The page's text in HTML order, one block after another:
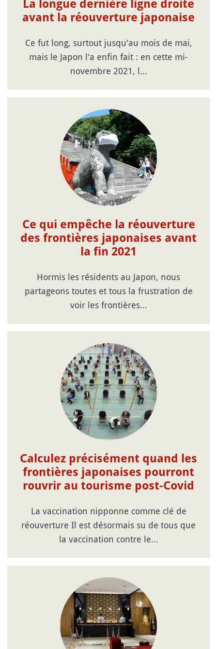
La longue dernière ligne droite
avant la réouverture japonaise
Ce fut long, surtout jusqu'au mois de mai,
mais le Japon l'a enfin fait : en cette mi-
novembre 2021, l…
Ce qui empêche la réouverture
des frontières japonaises avant
la fin 2021
Hormis les résidents au Japon, nous
partageons toutes et tous la frustration de
voir les frontières…
Calculez précisément quand les
frontières japonaises pourront
rouvrir au tourisme post-Covid
La vaccination nipponne comme clé de
réouverture Il est désormais su de tous que
la vaccination contre le…